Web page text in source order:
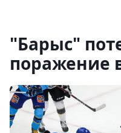
"Барыс"
поражение